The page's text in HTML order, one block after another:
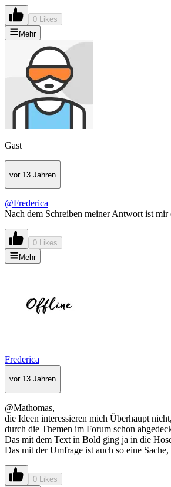
0 Likes
Mehr
Gast
vor 13 Jahren
@Frederica
Nach dem Schreiben meiner Antwort ist
0 Likes
Mehr
Frederica
vor 13 Jahren
@Mathomas,
die Ideen interessieren mich Überhaupt
durch die Themen im Forum schon
Das mit dem Text in Bold ging ja in die
Das mit der Umfrage ist auch so eine
0 Likes